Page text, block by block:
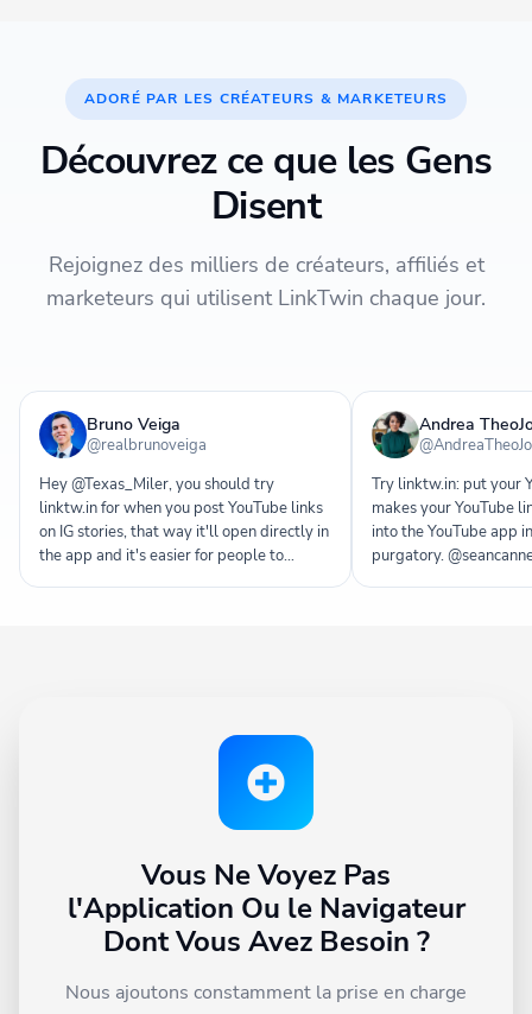
ADORÉ PAR LES CRÉATEURS & MARKETEURS
Découvrez ce que les Gens
Disent
Rejoignez des milliers de créateurs, affiliés et
marketeurs qui utilisent LinkTwin chaque jour.
Bruno Veiga
@realbrunoveiga
Hey @Texas_Miler, you should try
linktw.in for when you post YouTube links
on IG stories, that way it'll open directly in
the app and it's easier for people to
Andrea
Try linktw.in: put your
makes your YouTube
into the YouTube app
purgatory.
Vous Ne Voyez Pas
l'Application Ou le Navigateur
Dont Vous Avez Besoin ?
Nous ajoutons constamment la prise en charge